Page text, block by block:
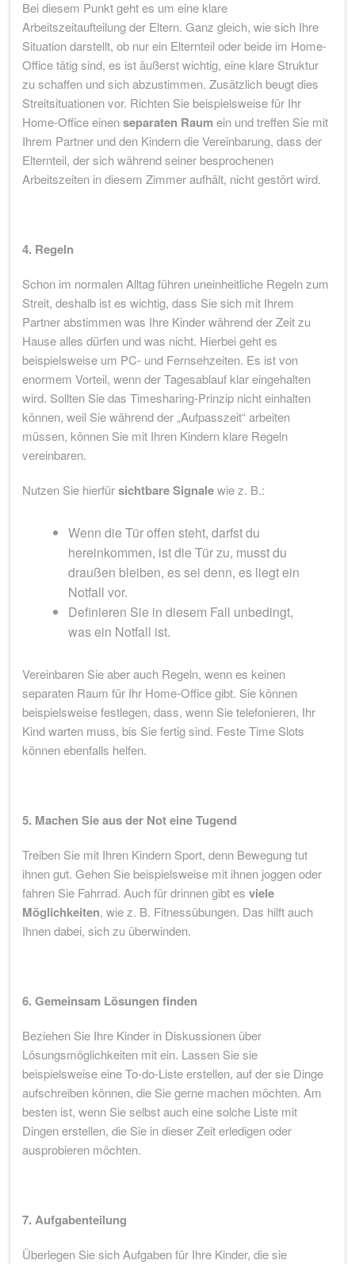
Bei diesem Punkt geht es um eine klare
Arbeitszeitaufteilung der Eltern. Ganz gleich, wie sich Ihre
Situation darstellt, ob nur ein Elternteil oder beide im Home-
Office tätig sind, es ist äußerst wichtig, eine klare Struktur
zu schaffen und sich abzustimmen. Zusätzlich beugt dies
Streitsituationen vor. Richten Sie beispielsweise für Ihr
Home-Office einenseparaten Raumein und treffen Sie mit
Ihrem Partner und den Kindern die Vereinbarung, dass der
Elternteil, der sich während seiner besprochenen
Arbeitszeiten in diesem Zimmer aufhält, nicht gestört wird.
4. Regeln
Schon im normalen Alltag führen uneinheitliche Regeln zum
Streit, deshalb ist es wichtig, dass Sie sich mit Ihrem
Partner abstimmen was Ihre Kinder während der Zeit zu
Hause alles dürfen und was nicht. Hierbei geht es
beispielsweise um PC- und Fernsehzeiten. Es ist von
enormem Vorteil, wenn der Tagesablauf klar eingehalten
wird. Sollten Sie das Timesharing-Prinzip nicht einhalten
können, weil Sie während der „Aufpasszeit“ arbeiten
müssen, können Sie mit Ihren Kindern klare Regeln
vereinbaren.
Nutzen Sie hierfürsichtbare Signalewie z. B.:
Wenn die Tür offen steht, darfst du
hereinkommen, ist die Tür zu, musst du
draußen bleiben, es sei denn, es liegt ein
Notfall vor.
Definieren Sie in diesem Fall unbedingt,
was ein Notfall ist.
Vereinbaren Sie aber auch Regeln, wenn es keinen
separaten Raum für Ihr Home-Office gibt. Sie können
beispielsweise festlegen, dass, wenn Sie telefonieren, Ihr
Kind warten muss, bis Sie fertig sind. Feste Time Slots
können ebenfalls helfen.
5. Machen Sie aus der Not eine Tugend
Treiben Sie mit Ihren Kindern Sport, denn Bewegung tut
ihnen gut. Gehen Sie beispielsweise mit ihnen joggen oder
fahren Sie Fahrrad. Auch für drinnen gibt esviele
Möglichkeiten, wie z. B. Fitnessübungen. Das hilft auch
Ihnen dabei, sich zu überwinden.
6. Gemeinsam Lösungen finden
Beziehen Sie Ihre Kinder in Diskussionen über
Lösungsmöglichkeiten mit ein. Lassen Sie sie
beispielsweise eine To-do-Liste erstellen, auf der sie Dinge
aufschreiben können, die Sie gerne machen möchten. Am
besten ist, wenn Sie selbst auch eine solche Liste mit
Dingen erstellen, die Sie in dieser Zeit erledigen oder
ausprobieren möchten.
7. Aufgabenteilung
Überlegen Sie sich Aufgaben für Ihre Kinder, die sie